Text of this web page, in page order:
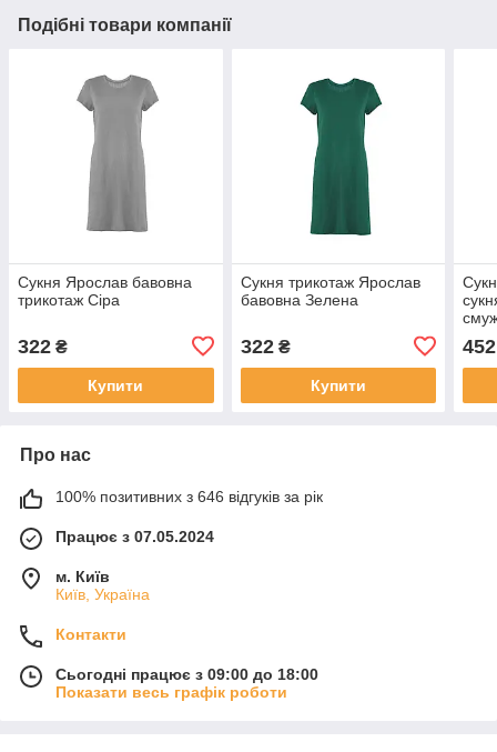
Подібні товари компанії
Сукня Ярослав бавовна
трикотаж Сіра
322 ₴
Купити
Сукня трикотаж Ярослав
бавовна Зелена
322₴
Купити
452
Про нас
100% позитивних з 646 відгуків за рік
Працює з 07.05.2024
м. Київ
Київ, Україна
Контакти
Сьогодні працює з 09:00 до 18:00
Показати весь графік роботи